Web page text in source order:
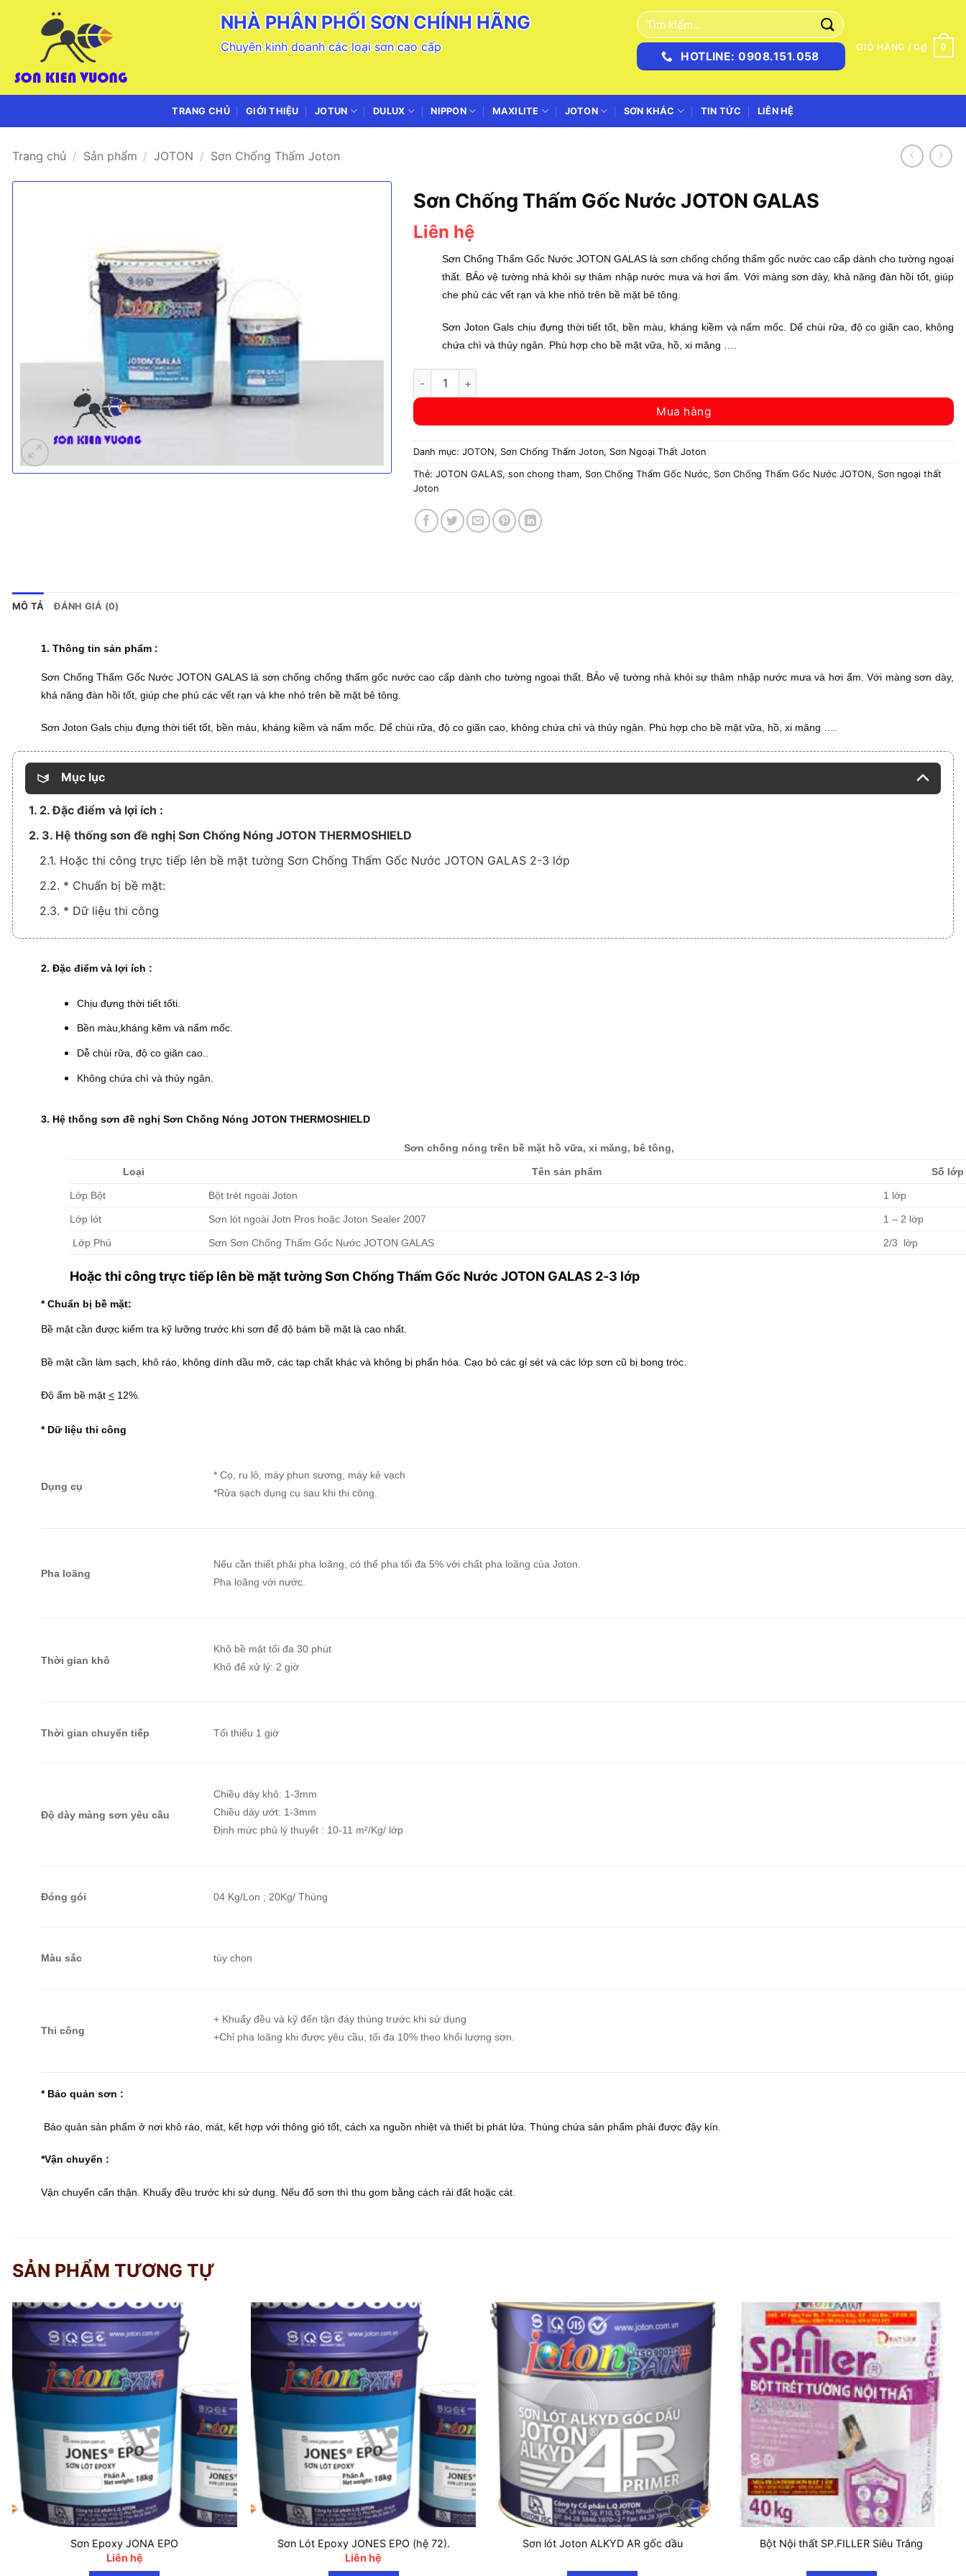
NHÀ PHÂN PHỐI SƠN CHÍNH HÃNG
Chuyên kinh doanh các loại sơn cao cấp
Tìm
kiếm:
HOTLINE: 0908.151.058
GIỎ HÀNG /0₫ 0
TRANG CHỦ GIỚI THIỆU JOTUN DULUX NIPPON MAXILITE JOTON SƠN KHÁC TIN TỨC LIÊN HỆ
Trang chủ / Sản phẩm / JOTON / Sơn Chống Thấm Joton
Sơn Chống Thấm Gốc Nước JOTON GALAS
Liên hệ
Sơn Chống Thấm Gốc Nước JOTON GALASlà sơn chống chống thấm gốc nước cao cấp dành cho tường ngoại
thất. BẢo vệ tường nhà khỏi sự thâm nhập nước mưa và hơi ẩm. Với màng sơn dày, khả năng đàn hồi tốt, giúp
che phủ các vết rạn và khe nhỏ trên bề mặt bê tông.
Sơn Joton Gals chịu đựng thời tiết tốt, bền màu, kháng kiềm và nấm mốc. Dể chùi rữa, độ co giãn cao, không
chứa chì và thủy ngân. Phù hợp cho bề mặt vữa, hồ, xi măng ….
Sơn Chống Thấm Gốc Nước JOTON GALAS số lượng
Mua hàng
Danh mục:JOTON, Sơn Chống Thấm Joton, Sơn Ngoại Thất Joton
Thẻ:JOTON GALAS,son chong tham, Sơn Chống Thấm Gốc Nước, Sơn Chống Thấm Gốc Nước JOTON, Sơn ngoại thất
Joton
MÔ TẢ ĐÁNH GIÁ (0)
1. Thông tin sản phẩm :
Sơn Chống Thấm Gốc Nước JOTON GALASlà sơn chống chống thấm gốc nước cao cấp dành cho tường ngoại thất. BẢo vệ tường nhà khỏi sự thâm nhập nước mưa và hơi ẩm. Với màng sơn dày,
khả năng đàn hồi tốt, giúp che phủ các vết rạn và khe nhỏ trên bề mặt bê tông.
Sơn Joton Gals chịu đựng thời tiết tốt, bền màu, kháng kiềm và nấm mốc. Dể chùi rữa, độ co giãn cao, không chứa chì và thủy ngân. Phù hợp cho bề mặt vữa, hồ, xi măng ….
Mục lục
1. 2. Đặc điểm và lợi ích :
2. 3. Hệ thống sơn đề nghị Sơn Chống Nóng JOTON THERMOSHIELD
2.1. Hoặc thi công trực tiếp lên bề mặt tường Sơn Chống Thấm Gốc Nước JOTON GALAS 2-3 lớp
2.2. * Chuẩn bị bề mặt:
2.3. * Dữ liệu thi công
2. Đặc điểm và lợi ích :
Chịu đựng thời tiết tốti.
Bền màu,kháng kẽm và nấm mốc.
Dễ chùi rữa, độ co giãn cao..
Không chứa chì và thủy ngân.
3. Hệ thống sơn đề nghị Sơn Chống Nóng JOTON THERMOSHIELD
Sơn chống nóng trên bề mặt hồ vữa, xi măng, bê tông,
Loại Tên sản phẩm Số lớp
Lớp Bột Bột trét ngoài Joton 1 lờp
Lớp lót Sơn lót ngoài Jotn Pros hoặc Joton Sealer 2007 1 – 2 lờp
Lớp Phủ Sơn Sơn Chống Thấm Gốc Nước JOTON GALAS 2/3 lờp
Hoặc thi công trực tiếp lên bề mặt tường Sơn Chống Thấm Gốc Nước JOTON GALAS 2-3 lớp
* Chuẩn bị bề mặt:
Bề mặt cần được kiểm tra kỹ lưỡng trước khi sơn để độ bám bề mặt là cao nhất.
Bề mặt cần làm sạch, khô ráo, không dính dầu mỡ, các tạp chất khác và không bị phấn hóa. Cạo bỏ các gỉ sét và các lớp sơn cũ bị bong tróc.
Độ ẩm bề mặt < 12%.
* Dữ liệu thi công
Dụng cụ
* Cọ, ru lô, máy phun sương, máy kẻ vạch
*Rửa sạch dụng cụ sau khi thi công.
Pha loãng
Nếu cần thiết phải pha loãng, có thể pha tối đa 5% với chất pha loãng của Joton.
Pha loãng với nước.
Thời gian khô
Khô bề mặt tối đa 30 phút
Khô để xử lý: 2 giờ
Thời gian chuyển tiếp Tối thiểu 1 giờ
Độ dày màng sơn yêu cầu
Chiều dày khô: 1-3mm
Chiều dày ướt: 1-3mm
Định mức phủ lý thuyết : 10-11 m²/Kg/ lớp
Đóng gói 04 Kg/Lon ; 20Kg/ Thùng
Màu sắc tùy chọn
Thi công
+ Khuấy đều và kỹ đến tận đáy thùng trước khi sử dụng
+Chỉ pha loãng khi được yêu cầu, tối đa 10% theo khối lượng sơn.
* Bảo quản sơn :
Bảo quản sản phẩm ở nơi khô ráo, mát, kết hợp với thông gió tốt, cách xa nguồn nhiệt và thiết bị phát lửa. Thùng chứa sản phẩm phải được đậy kín.
*Vận chuyển :
Vận chuyển cẩn thận. Khuấy đều trước khi sử dụng. Nếu đổ sơn thì thu gom bằng cách rải đất hoặc cát.
SẢN PHẨM TƯƠNG TỰ
Sơn Epoxy JONA EPO
Liên hệ
Sơn Lót Epoxy JONES EPO (hệ 72).
Liên hệ
Sơn lót Joton ALKYD AR gốc dầu Bột Nội thất SP.FILLER Siêu Trắng